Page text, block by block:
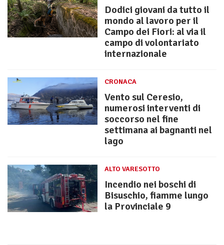
Dodici giovani da tutto il
mondo al lavoro per il
Campo dei Fiori: al via il
campo di volontariato
internazionale
CRONACA
Vento sul Ceresio,
numerosi interventi di
soccorso nel fine
settimana ai bagnanti nel
lago
ALTO VARESOTTO
Incendio nei boschi di
Bisuschio, fiamme lungo
la Provinciale 9